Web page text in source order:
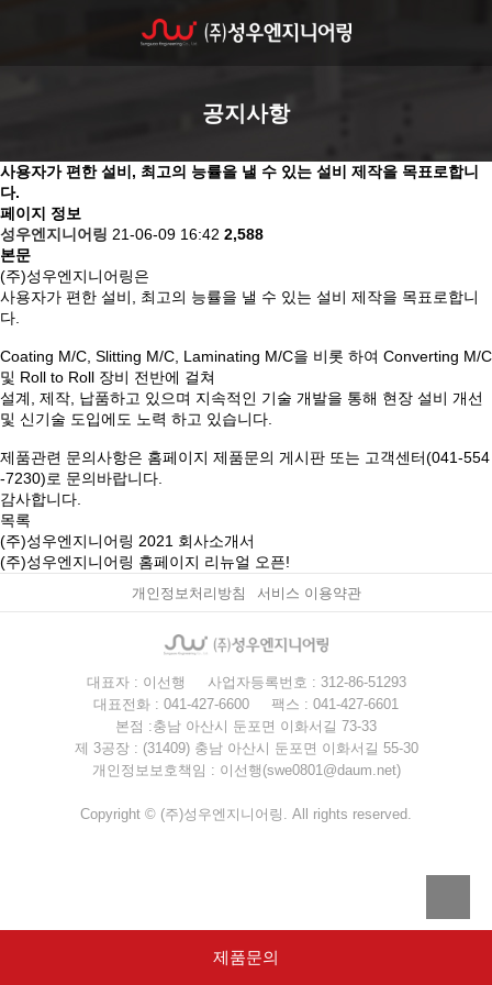
공지사항
사용자가 편한 설비, 최고의 능률을 낼 수 있는 설비 제작을 목표로합니
다.
페이지 정보
성우엔지니어링 21-06-09 16:42 2,588
본문
(주)성우엔지니어링은
사용자가 편한 설비, 최고의 능률을 낼 수 있는 설비 제작을 목표로합니
다.
Coating M/C, Slitting M/C, Laminating M/C을 비롯 하여 Converting M/C
및 Roll to Roll 장비 전반에 걸쳐
설계, 제작, 납품하고 있으며 지속적인 기술 개발을 통해 현장 설비 개선
및 신기술 도입에도 노력 하고 있습니다.
제품관련 문의사항은 홈페이지 제품문의 게시판 또는 고객센터(041-554
-7230)로 문의바랍니다.
감사합니다.
목록
(주)성우엔지니어링 2021 회사소개서
(주)성우엔지니어링 홈페이지 리뉴얼 오픈!
개인정보처리방침 서비스 이용약관
대표자 : 이선행
사업자등록번호 : 312-86-51293
대표전화 : 041-427-6600
팩스 : 041-427-6601
본점 :충남 아산시 둔포면 이화서길 73-33
제 3공장 : (31409) 충남 아산시 둔포면 이화서길 55-30
개인정보보호책임 : 이선행(swe0801@daum.net)
Copyright © (주)성우엔지니어링. All rights reserved.
제품문의